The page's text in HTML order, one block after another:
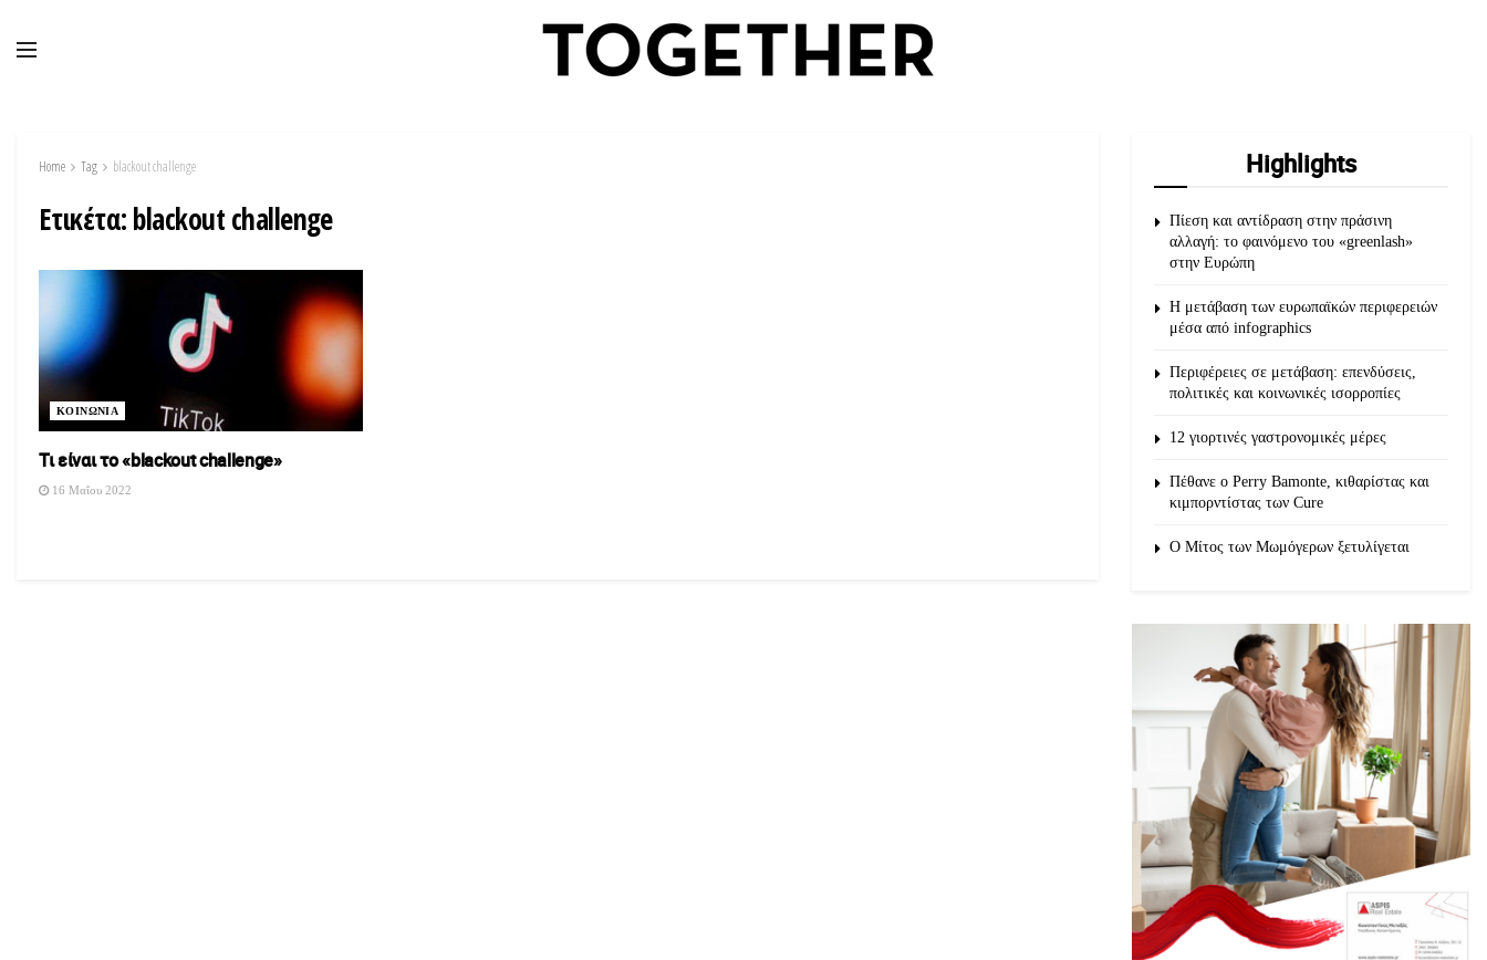
Home Tag blackout challenge
Ετικέτα:blackout challenge
ΚΟΙΝΩΝΙΑ
Τι είναι το «blackout challenge»
16 Μαΐου 2022
Highlights
Πίεση και αντίδραση στην πράσινη
αλλαγή: το φαινόμενο του «greenlash»
στην Ευρώπη
Η μετάβαση των ευρωπαϊκών περιφερειών
μέσα από infographics
Περιφέρειες σε μετάβαση: επενδύσεις,
πολιτικές και κοινωνικές ισορροπίες
12 γιορτινές γαστρονομικές μέρες
Πέθανε ο Perry Bamonte, κιθαρίστας και
κιμπορντίστας των Cure
O Μίτος των Μωμόγερων ξετυλίγεται